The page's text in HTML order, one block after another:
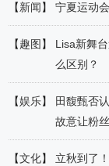
【新闻】 宁夏运动
【趣图 】
Lisa新舞
么区别？
【娱乐】
田馥甄否
故意让粉
【文化】
立秋到了